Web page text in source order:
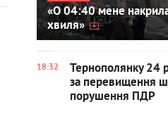
«О 04:40 мене
хвиля»
18:32
Тернополянку 24
за перевищення
порушення ПДР